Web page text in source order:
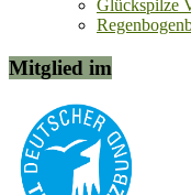
Glückspilze
Mitglied im